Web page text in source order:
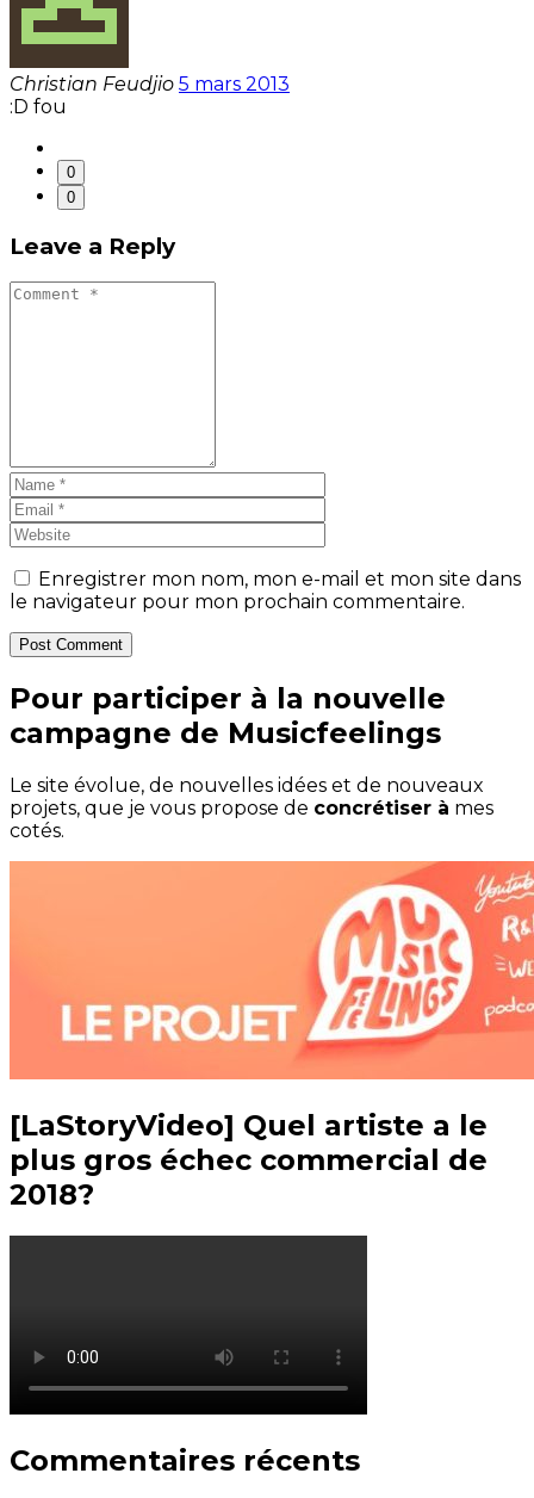
Christian Feudjio 5 mars 2013
:D fou
0
0
Leave a Reply
Enregistrer mon nom, mon e-mail et mon site dans
le navigateur pour mon prochain commentaire.
Post Comment
Pour participer à la nouvelle
campagne de Musicfeelings
Le site évolue, de nouvelles idées et de nouveaux
projets, que je vous propose de concrétiser à mes
cotés.
[LaStoryVideo] Quel artiste a le
plus gros échec commercial de
2018?
Commentaires récents